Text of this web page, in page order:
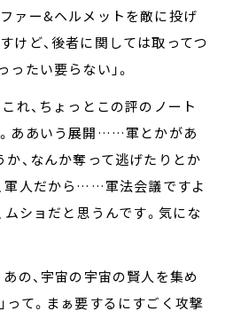
ァー&ヘルメットを敵に投げ
けど、後者に関しては取ってつ
たい要らない」。
れ、ちょっとこの評のノート
ああいう展開……軍とかがあ
か、なんか奪って逃げたりとか
軍人だから……軍法会議ですよ
ムショだと思うんです。気にな
あの、宇宙の宇宙の賢人を集め
て。まぁ要するにすごく攻撃